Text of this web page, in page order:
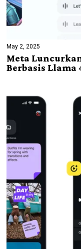
May 2, 2025
Meta
Berbasis Llama